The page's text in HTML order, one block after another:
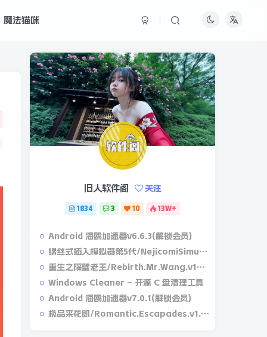
魔法猫咪
旧人软件阁 关注
1834 3 10 13W+
Android 海鸥加速器v6.6.3(解锁会员)
螺丝式插入模拟器第5代/NejicomiSimulator.Vol.5.v1.0.2
重生之隔壁老王/Rebirth.Mr.Wang.v10032020
Windows Cleaner – 开源 C 盘清理工具
Android 海鸥加速器v7.0.1(解锁会员)
极品采花郎/Romantic.Escapades.v1.2.1